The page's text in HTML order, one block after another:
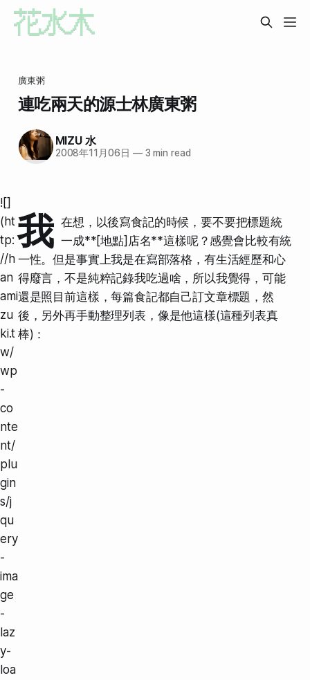
廣東粥
連吃兩天的源士林廣東粥
MIZU 水
2008年11月06日 —3 min read
![]
(ht
tp:
//h
an
ami
zu
ki.t
w/
wp
-
co
nte
nt/
plu
gin
s/j
qu
ery
-
ima
ge
-
laz
y-
loa
我 在想，以後寫食記的時候，要不要把標題統
一成**[地點]店名**這樣呢？感覺會比較有統
一性。但是事實上我是在寫部落格，有生活經歷和心
得廢言 ，不是純粹記錄我吃過啥，所以我覺得，可能
還是照目前這樣，每篇食記都自己訂文章標題，然
後， 另外再手動整理列表 ，像是他這樣(這種列表真
棒)：